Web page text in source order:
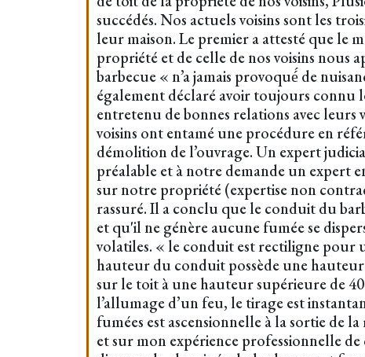
succédés. Nos actuels voisins sont les
leur maison. Le premier a attesté que le
propriété et de celle de nos voisins nous
barbecue « n’a jamais provoqué́ de
également déclaré avoir toujours connu
entretenu de bonnes relations avec leurs
voisins ont entamé une procédure en
démolition de l’ouvrage. Un expert
préalable et à notre demande un expert
sur notre propriété (expertise non
rassuré. Il a conclu que le conduit du
et qu'il ne génère aucune fumée se
volatiles. « le conduit est rectiligne pour
hauteur du conduit possède une
sur le toit à une hauteur supérieure de
l’allumage d’un feu, le tirage est
fumées est ascensionnelle à la sortie de
et sur mon expérience professionnelle de